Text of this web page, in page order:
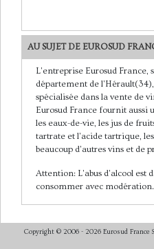
AU SUJET DE EUROSUD
L'entreprise Eurosud France,
département de
spécialisée dans la vente de
Eurosud France fournit aussi
les eaux-de-vie, les jus de
tartrate et l'acide tartrique,
beaucoup d'autres vins et de
Attention: L'abus d'alcool est
consommer avec modération.
Copyright © 2006 - 2026 Eurosud France